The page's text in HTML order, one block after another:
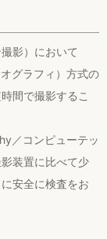
影）において
グラフィ）方式の
間で撮影するこ
／コンピューテッ
装置に比べて少
安全に検査をお